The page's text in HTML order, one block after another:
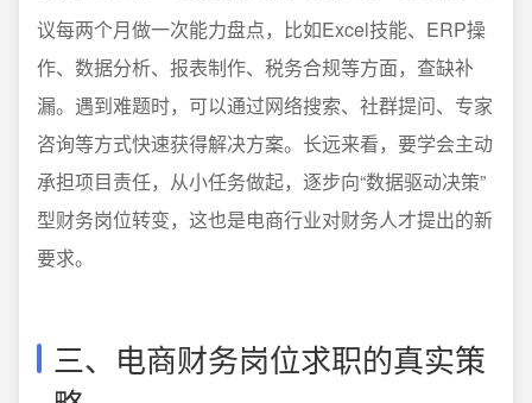
议每两个月做一次能力盘点，比如Excel技能、ERP操
作、数据分析、报表制作、税务合规等方面，查缺补
漏。遇到难题时，可以通过网络搜索、社群提问、专家
咨询等方式快速获得解决方案。长远来看，要学会主动
承担项目责任，从小任务做起，逐步向“数据驱动决策”
型财务岗位转变，这也是电商行业对财务人才提出的新
要求。
三、电商财务岗位求职的真实策